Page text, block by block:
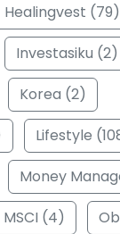
Healingvest (79)
Investasiku (2)
Korea (2)
Lifestyle
Money
MSCI (4)